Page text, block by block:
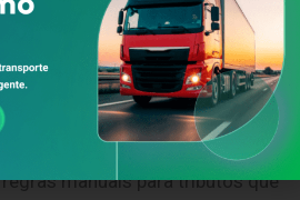
pagar o preço por um
manuais para tributos que